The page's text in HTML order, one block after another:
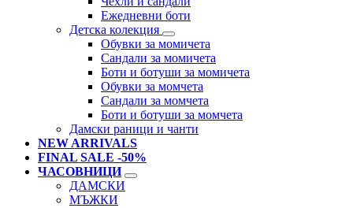
Ежедневни боти
Детска колекция
Обувки за момичета
Сандали за момичета
Боти и ботуши за момичета
Обувки за момчета
Сандали за момчета
Боти и ботуши за момчета
Дамски раници и чанти
NEW ARRIVALS
FINAL SALE -50%
ЧАСОВНИЦИ
ДАМСКИ
МЪЖКИ